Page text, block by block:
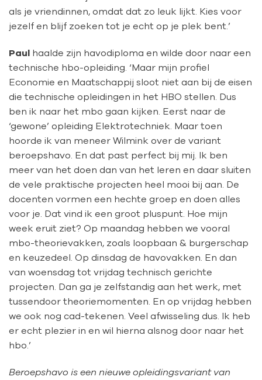
als je vriendinnen, omdat dat zo leuk lijkt. Kies voor
jezelf en blijf zoeken tot je echt op je plek bent.’
Paul haalde zijn havodiploma en wilde door naar een
technische hbo-opleiding. ‘Maar mijn profiel
Economie en Maatschappij sloot niet aan bij de eisen
die technische opleidingen in het HBO stellen. Dus
ben ik naar het mbo gaan kijken. Eerst naar de
‘gewone’ opleiding Elektrotechniek. Maar toen
hoorde ik van meneer Wilmink over de variant
beroepshavo. En dat past perfect bij mij. Ik ben
meer van het doen dan van het leren en daar sluiten
de vele praktische projecten heel mooi bij aan. De
docenten vormen een hechte groep en doen alles
voor je. Dat vind ik een groot pluspunt. Hoe mijn
week eruit ziet? Op maandag hebben we vooral
mbo-theorievakken, zoals loopbaan & burgerschap
en keuzedeel. Op dinsdag de havovakken. En dan
van woensdag tot vrijdag technisch gerichte
projecten. Dan ga je zelfstandig aan het werk, met
tussendoor theoriemomenten. En op vrijdag hebben
we ook nog cad-tekenen. Veel afwisseling dus. Ik heb
er echt plezier in en wil hierna alsnog door naar het
hbo.’
Beroepshavo is een nieuwe opleidingsvariant van